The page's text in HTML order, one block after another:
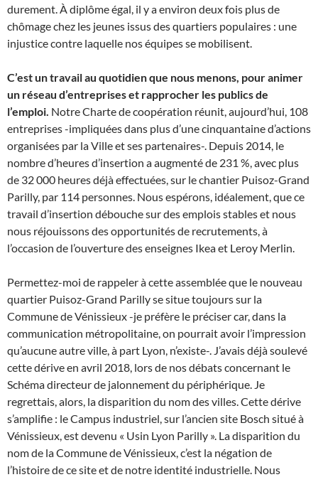
durement. À diplôme égal, il y a environ deux fois plus de
chômage chez les jeunes issus des quartiers populaires : une
injustice contre laquelle nos équipes se mobilisent.
C’est un travail au quotidien que nous menons, pour animer
un réseau d’entreprises et rapprocher les publics de
l’emploi. Notre Charte de coopération réunit, aujourd’hui, 108
entreprises -impliquées dans plus d’une cinquantaine d’actions
organisées par la Ville et ses partenaires-. Depuis 2014, le
nombre d’heures d’insertion a augmenté de 231 %, avec plus
de 32 000 heures déjà effectuées, sur le chantier Puisoz-Grand
Parilly, par 114 personnes. Nous espérons, idéalement, que ce
travail d’insertion débouche sur des emplois stables et nous
nous réjouissons des opportunités de recrutements, à
l’occasion de l’ouverture des enseignes Ikea et Leroy Merlin.
Permettez-moi de rappeler à cette assemblée que le nouveau
quartier Puisoz-Grand Parilly se situe toujours sur la
Commune de Vénissieux -je préfère le préciser car, dans la
communication métropolitaine, on pourrait avoir l’impression
qu’aucune autre ville, à part Lyon, n’existe-. J’avais déjà soulevé
cette dérive en avril 2018, lors de nos débats concernant le
Schéma directeur de jalonnement du périphérique. Je
regrettais, alors, la disparition du nom des villes. Cette dérive
s’amplifie : le Campus industriel, sur l’ancien site Bosch situé à
Vénissieux, est devenu « Usin Lyon Parilly ». La disparition du
nom de la Commune de Vénissieux, c’est la négation de
l’histoire de ce site et de notre identité industrielle. Nous